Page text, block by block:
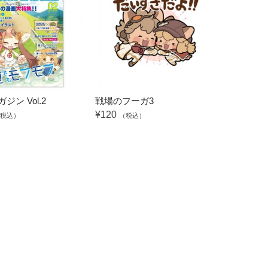
ジン Vol.2
込）
戦場のフーガ3
¥120
（税込）